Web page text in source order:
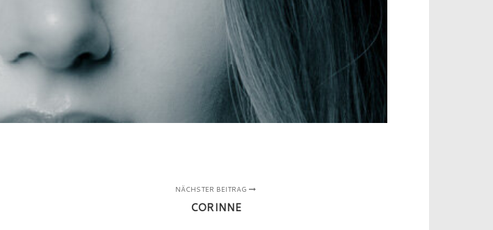
NÄCHSTER BEITRAG
CORINNE